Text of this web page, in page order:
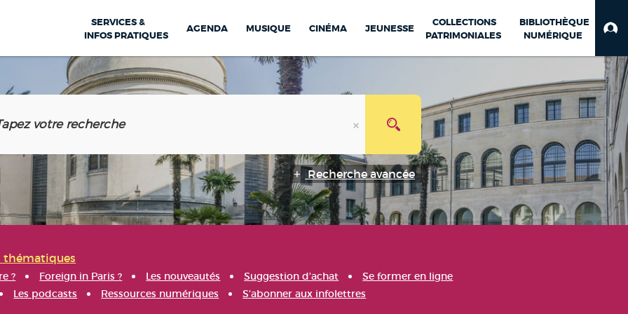
SERVICES &
INFOS PRATIQUES
AGENDA MUSIQUE CINÉMA JEUNESSE
COLLECTIONS
PATRIMONIALES
BIBLIOTHÈQUE
NUMÉRIQUE
Recherche avancée
thématiques
? Foreign in Paris ? Les nouveautés Suggestion d'achat
Se former en ligne
Les podcasts Ressources numériques S'abonner aux infolettres